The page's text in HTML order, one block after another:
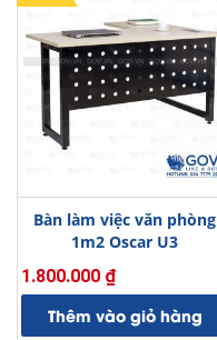
Bàn làm việc văn phòng
1m2 Oscar U3
1.800.000 ₫
Thêm vào giỏ hàng